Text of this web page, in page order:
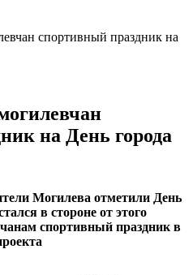
спортивный праздник на
на День города
Могилева отметили День
в стороне от этого
спортивный праздник в